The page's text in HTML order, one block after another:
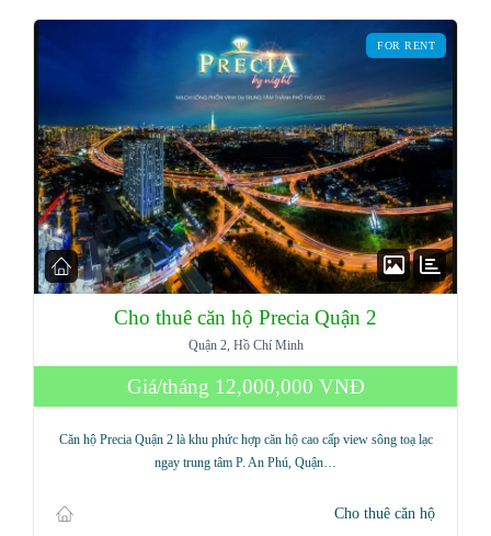
FOR RENT
Cho thuê căn hộ Precia Quận 2
Quận 2, Hồ Chí Minh
Giá/tháng 12,000,000 VNĐ
Căn hộ Precia Quận 2 là khu phức hợp căn hộ cao cấp view sông toạ lạc
ngay trung tâm P. An Phú, Quận…
Cho thuê căn hộ